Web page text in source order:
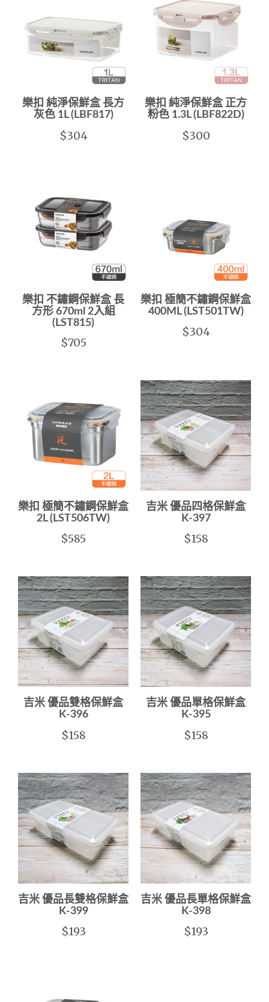
樂扣 純淨保鮮盒 長方
灰色 1L (LBF817)
$304
樂扣 純淨保鮮盒 正方
粉色 1.3L (LBF822D)
$300
樂扣 不鏽鋼保鮮盒 長
方形 670ml 2入組
(LST815)
$705
樂扣 極簡不鏽鋼保鮮盒
400ML (LST501TW)
$304
樂扣 極簡不鏽鋼保鮮盒
2L (LST506TW)
$585
吉米 優品四格保鮮盒
K-397
$158
吉米 優品雙格保鮮盒
K-396
$158
吉米 優品單格保鮮盒
K-395
$158
吉米 優品長雙格保鮮盒
K-399
$193
吉米 優品長單格保鮮盒
K-398
$193